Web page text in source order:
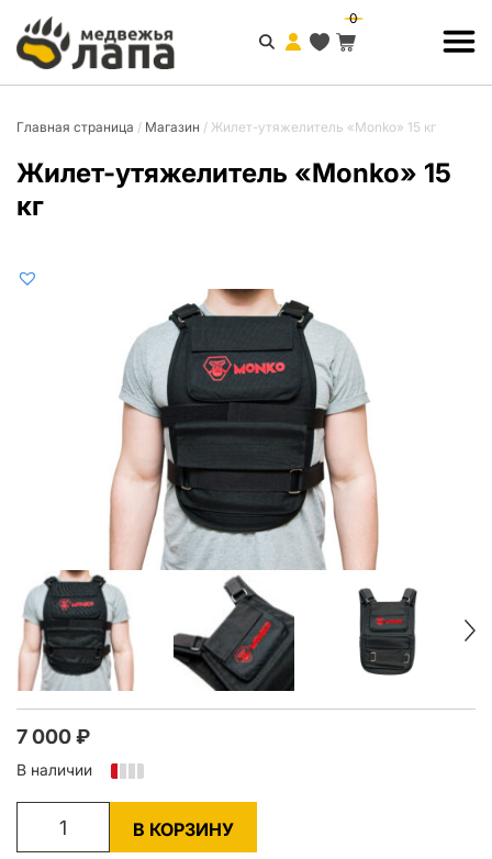
0
Главная страница / Магазин / Жилет-утяжелитель «Monko» 15 кг
Жилет-утяжелитель «Monko» 15
кг
7 000₽
В наличии
В КОРЗИНУ